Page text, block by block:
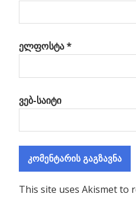
ელფოსტა*
ვებ-საიტი
This site uses Akismet to